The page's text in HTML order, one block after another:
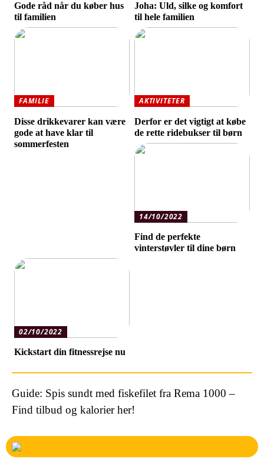
Gode råd når du køber hus
til familien
Joha: Uld, silke og komfort
til hele familien
FAMILIE
Disse drikkevarer kan være
gode at have klar til
sommerfesten
AKTIVITETER
Derfor er det vigtigt at købe
de rette ridebukser til børn
14/10/2022
Find de perfekte
vinterstøvler til dine børn
02/10/2022
Kickstart din fitnessrejse nu
Guide: Spis sundt med fiskefilet fra Rema 1000 –
Find tilbud og kalorier her!